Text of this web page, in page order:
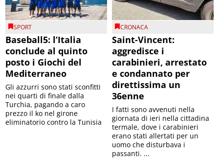
SPORT
Baseball5: l’Italia
conclude al quinto
posto i Giochi del
Mediterraneo
Gli azzurri sono stati sconfitti
nei quarti di finale dalla
Turchia, pagando a caro
prezzo il ko nel girone
eliminatorio contro la Tunisia
CRONACA
Saint-Vincent:
aggredisce i
carabinieri, arrestato
e condannato per
direttissima un
36enne
I fatti sono avvenuti nella
giornata di ieri nella cittadina
termale, dove i carabinieri
erano stati allertati per un
uomo che disturbava i
passanti. ...